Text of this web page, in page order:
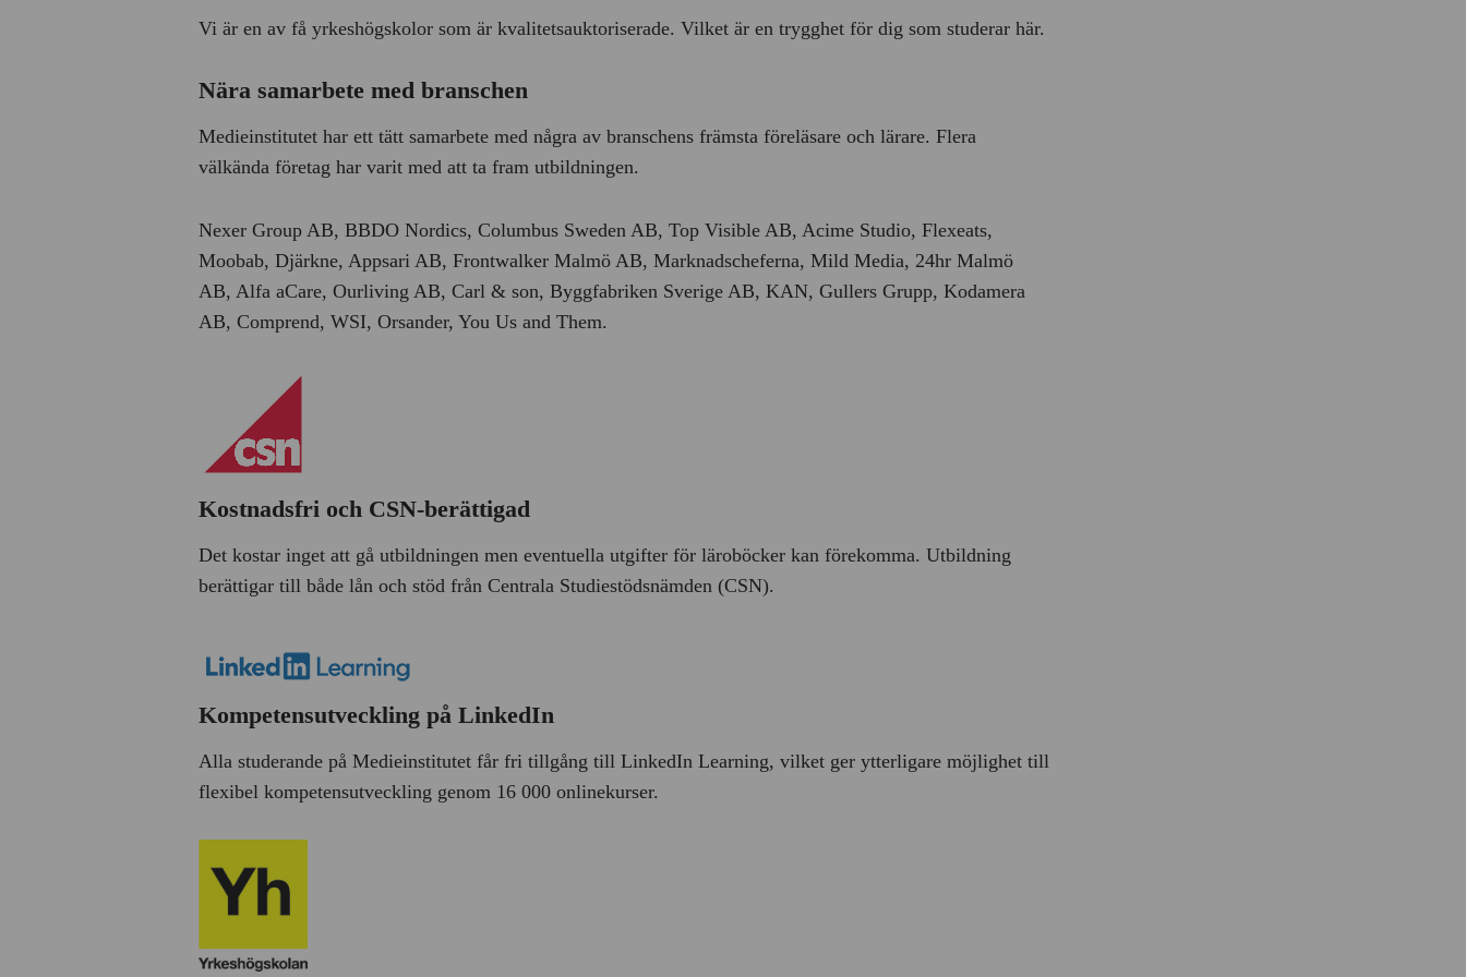
Vi är en av få yrkeshögskolor som är kvalitetsauktoriserade. Vilket är en trygghet för dig som studerar här.
Nära samarbete med branschen
Medieinstitutet har ett tätt samarbete med några av branschens främsta föreläsare och lärare. Flera
välkända företag har varit med att ta fram utbildningen.
Nexer Group AB, BBDO Nordics, Columbus Sweden AB, Top Visible AB, Acime Studio, Flexeats,
Moobab, Djärkne, Appsari AB, Frontwalker Malmö AB, Marknadscheferna, Mild Media, 24hr Malmö
AB, Alfa aCare, Ourliving AB, Carl & son, Byggfabriken Sverige AB, KAN, Gullers Grupp, Kodamera
AB, Comprend, WSI, Orsander, You Us and Them.
Kostnadsfri och CSN-berättigad
Det kostar inget att gå utbildningen men eventuella utgifter för läroböcker kan förekomma. Utbildning
berättigar till både lån och stöd från Centrala Studiestödsnämden (CSN).
Kompetensutveckling på LinkedIn
Alla studerande på Medieinstitutet får fri tillgång till LinkedIn Learning, vilket ger ytterligare möjlighet till
flexibel kompetensutveckling genom 16 000 onlinekurser.